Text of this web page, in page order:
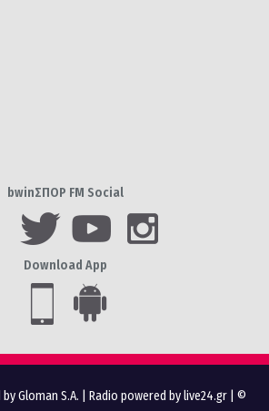
bwinΣΠΟΡ FM Social
Download App
Gloman S.A. Radio powered by live24.gr | ©